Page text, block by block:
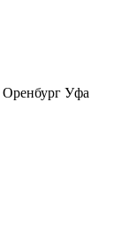
Оренбург Уфа